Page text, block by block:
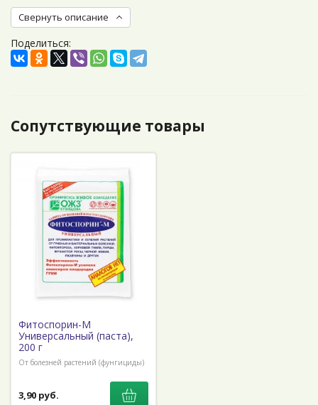
Свернуть описание
Поделиться:
Сопутствующие товары
Фитоспорин-М
Универсальный (паста),
200 г
От болезней растений (фунгициды)
3,90 руб.